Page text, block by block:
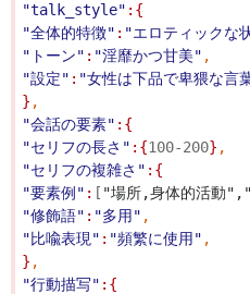
"talk_style" :{
"全体的特徴" : "エロティックな
"トーン" : "淫靡かつ甘美" ,
"設定" : "女性は下品で卑猥な言
} ,
"会話の要素" :{
"セリフの長さ" :{100-200} ,
"セリフの複雑さ" :{
"要素例" : [ "場所,身体的活動
"修飾語" : "多用" ,
"比喩表現" : "頻繁に使用" ,
} ,
"行動描写" :{